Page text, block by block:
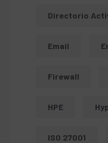
Directorio
Email
Firewall
HPE
ISO 27001